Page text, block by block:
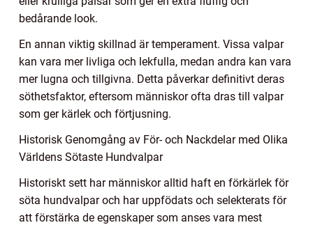
bedårande look.
En annan viktig skillnad är temperament. Vissa valpar
kan vara mer livliga och lekfulla, medan andra kan vara
mer lugna och tillgivna. Detta påverkar definitivt deras
söthetsfaktor, eftersom människor ofta dras till valpar
som ger kärlek och förtjusning.
Historisk Genomgång av För- och Nackdelar med Olika
Världens Sötaste Hundvalpar
Historiskt sett har människor alltid haft en förkärlek för
söta hundvalpar och har uppfödats och selekterats för
att förstärka de egenskaper som anses vara mest